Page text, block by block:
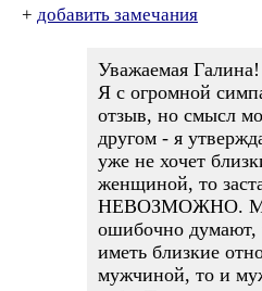
+ добавить замечания
Уважаемая Галина!
Я с огромной
отзыв, но смысл
другом - я
уже не хочет
женщиной, то
НЕВОЗМОЖНО.
ошибочно думают,
иметь близкие
мужчиной, то и